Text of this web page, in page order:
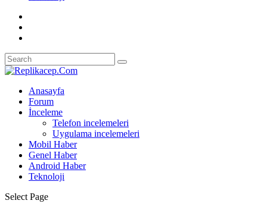
Anasayfa
Forum
İnceleme
Telefon incelemeleri
Uygulama incelemeleri
Mobil Haber
Genel Haber
Android Haber
Teknoloji
Select Page